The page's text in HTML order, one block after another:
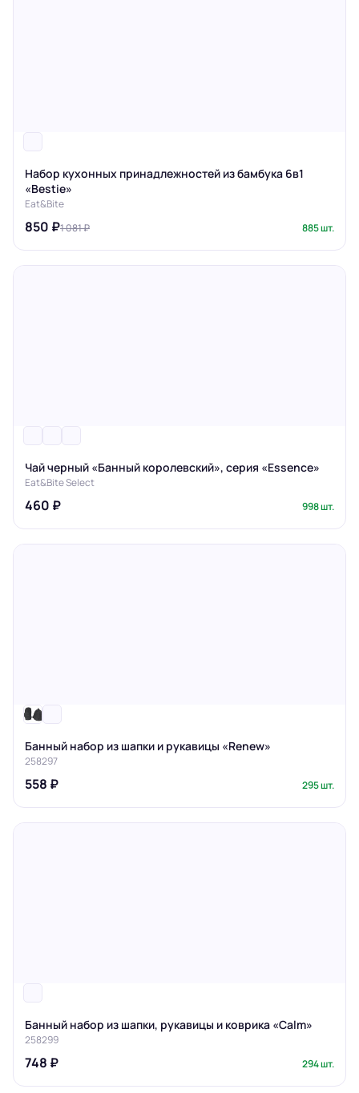
Набор кухонных принадлежностей из бамбука 6в1
«Bestie»
Eat&Bite
850 ₽1 081 ₽ 885 шт.
Чай черный «Банный королевский», серия «Essence»
Eat&Bite Select
460 ₽ 998 шт.
Банный набор из шапки и рукавицы «Renew»
258297
558 ₽ 295 шт.
Банный набор из шапки, рукавицы и коврика «Calm»
258299
748 ₽ 294 шт.